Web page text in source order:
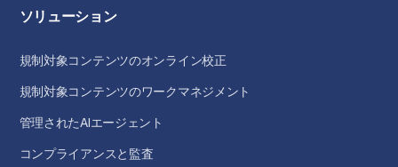
ソリューション
規制対象コンテンツのオンライン校正
規制対象コンテンツのワークマネジメント
管理されたAIエージェント
コンプライアンスと監査